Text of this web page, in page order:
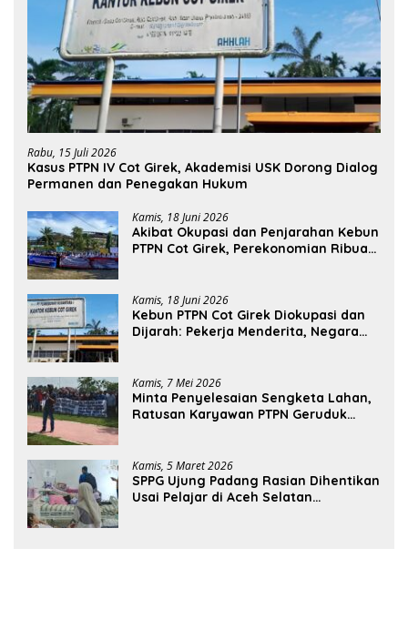
Rabu, 15 Juli 2026
Kasus PTPN IV Cot Girek, Akademisi USK Dorong Dialog
Permanen dan Penegakan Hukum
Kamis, 18 Juni 2026
Akibat Okupasi dan Penjarahan Kebun
PTPN Cot Girek, Perekonomian Ribuan
Kamis, 18 Juni 2026
Kebun PTPN Cot Girek Diokupasi dan
Dijarah: Pekerja Menderita, Negara
Kamis, 7 Mei 2026
Minta Penyelesaian Sengketa Lahan,
Ratusan Karyawan PTPN Geruduk
Kamis, 5 Maret 2026
SPPG Ujung Padang Rasian Dihentikan
Usai Pelajar di Aceh Selatan